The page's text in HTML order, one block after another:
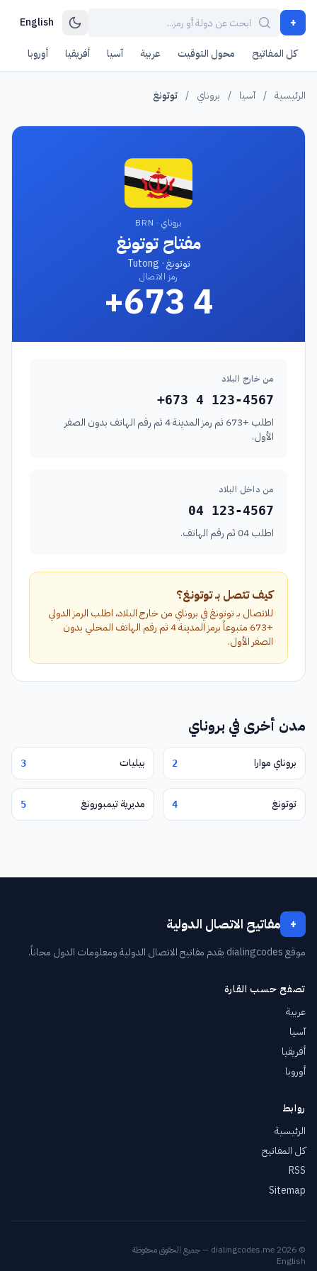
+
English
كل المفاتيح محول التوقيت عربية آسيا أفريقيا أوروبا
الرئيسية / آسيا / بروناي / توتونغ
بروناي · BRN
مفتاح توتونغ
توتونغ · Tutong
رمز الاتصال
+673 4
من خارج البلاد
+673 4 123-4567
اطلب +673 ثم رمز المدينة 4 ثم رقم الهاتف بدون الصفر
الأول.
من داخل البلاد
04 123-4567
اطلب 04 ثم رقم الهاتف.
كيف تتصل بـ توتونغ؟
للاتصال بـ توتونغ في بروناي من خارج البلاد، اطلب الرمز الدولي
+673 متبوعاً برمز المدينة 4 ثم رقم الهاتف المحلي بدون
الصفر الأول.
مدن أخرى في بروناي
بروناي موارا 2 بيليات 3
توتونغ 4 مديرية تيمبورونغ 5
+ مفاتيح الاتصال الدولية
موقع dialingcodes يقدم مفاتيح الاتصال الدولية ومعلومات الدول مجاناً.
تصفح حسب القارة
عربية
آسيا
أفريقيا
أوروبا
روابط
الرئيسية
كل المفاتيح
RSS
Sitemap
© 2026 dialingcodes.me — جميع الحقوق محفوظة
English